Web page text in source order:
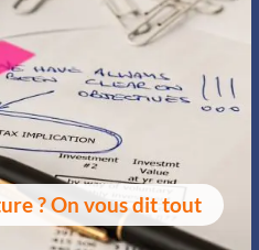
? On vous dit tout